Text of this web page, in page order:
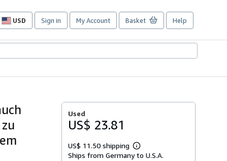
USD
Site
preferences
Sign in My Account Basket Help
Used
US$ 23.81
US$ 11.50 shipping
Learn
more
Ships from Germany to U.S.A.